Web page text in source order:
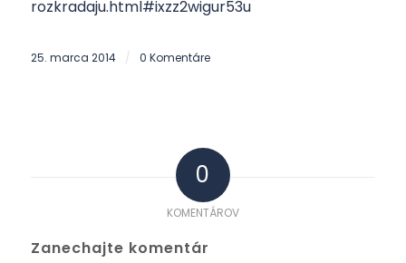
rozkradaju.html#ixzz2wigur53u
25. marca 2014 / 0 Komentáre
0
KOMENTÁROV
Zanechajte komentár